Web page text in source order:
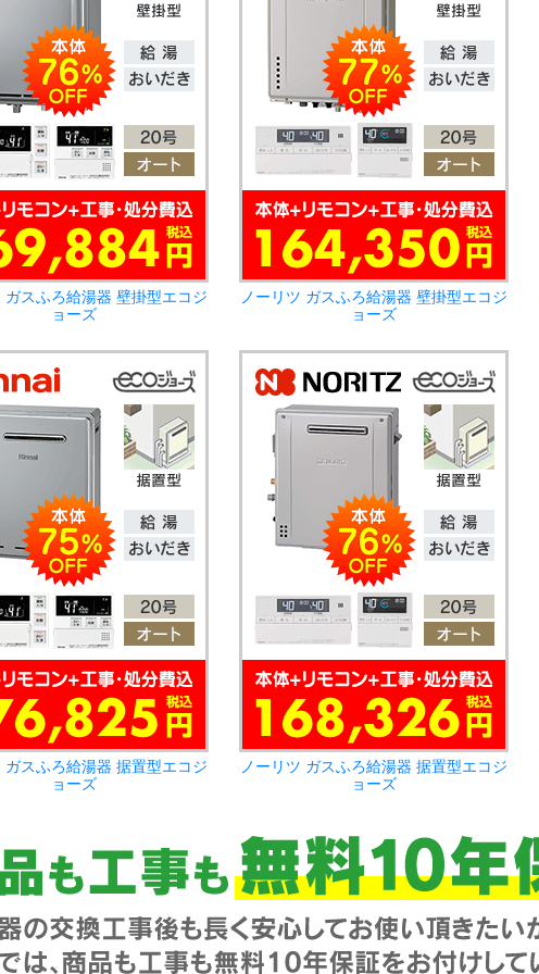
ガスふろ給湯器 壁掛型エコジ
ョーズ
ノーリツ ガスふろ給湯器 壁掛型エコジ
ョーズ
ガスふろ給湯器 据置型エコジ
ョーズ
ノーリツ ガスふろ給湯器 据置型エコジ
ョーズ